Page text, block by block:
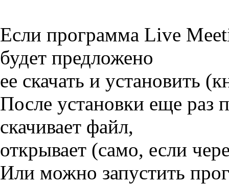
Если программа Live
будет предложено
ее скачать и установить
После установки еще раз
скачивает файл,
открывает (само, если
Или можно запустить